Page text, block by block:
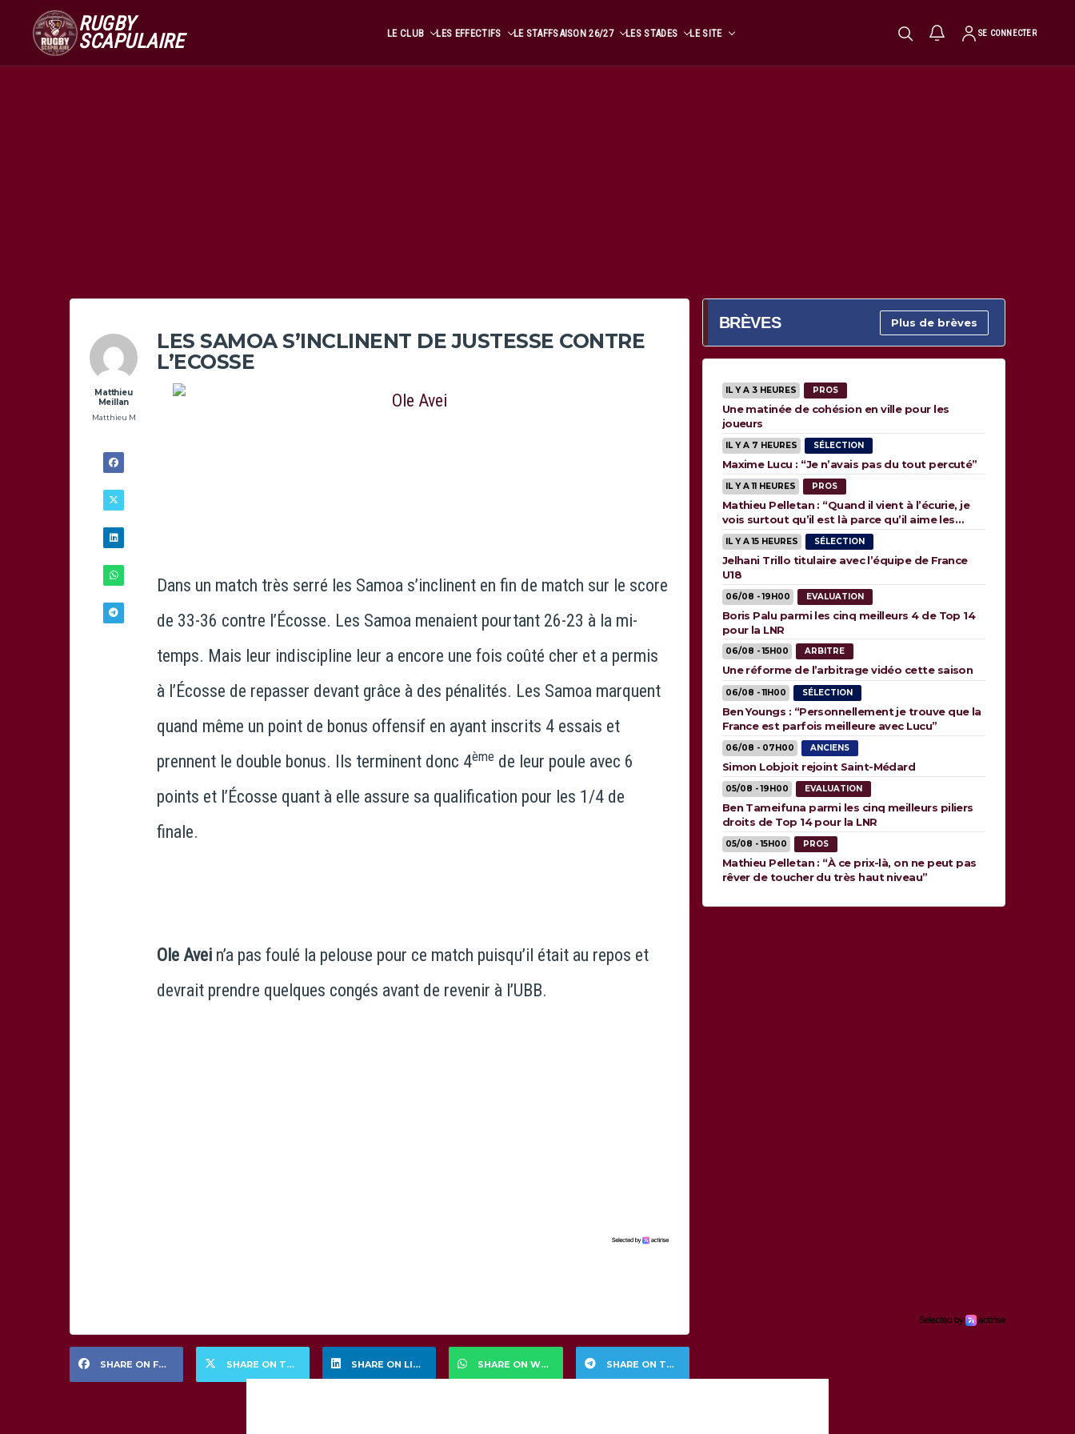
RUGBY
SCAPULAIRE LE CLUB LES EFFECTIFS LE STAFFSAISON 26/27 LES STADES LE SITE SE CONNECTER
Matthieu
Meillan
Matthieu M
LES SAMOA S’INCLINENT DE JUSTESSE CONTRE
L’ECOSSE
Dans un match très serré les Samoa s’inclinent en fin de match sur le score
de 33-36 contre l’Écosse. Les Samoa menaient pourtant 26-23 à la mi-
temps. Mais leur indiscipline leur a encore une fois coûté cher et a permis
à l’Écosse de repasser devant grâce à des pénalités. Les Samoa marquent
quand même un point de bonus offensif en ayant inscrits 4 essais et
prennent le double bonus. Ils terminent donc 4ème de leur poule avec 6
points et l’Écosse quant à elle assure sa qualification pour les 1/4 de
finale.
Ole Avei n’a pas foulé la pelouse pour ce match puisqu’il était au repos et
devrait prendre quelques congés avant de revenir à l’UBB.
SHARE ON FACEBOOK SHARE ON TWITTER SHARE ON LINKEDIN SHARE ON WHATSAPP SHARE ON TELEGRAM
BRÈVES Plus de brèves
IL Y A 3 HEURES PROS
Une matinée de cohésion en ville pour les
joueurs
IL Y A 7 HEURES SÉLECTION
Maxime Lucu : “Je n’avais pas du tout percuté”
IL Y A 11 HEURES PROS
Mathieu Pelletan : “Quand il vient à l’écurie, je
vois surtout qu’il est là parce qu’il aime les
animaux”
IL Y A 15 HEURES SÉLECTION
Jelhani Trillo titulaire avec l’équipe de France
U18
06/08 - 19H00 EVALUATION
Boris Palu parmi les cinq meilleurs 4 de Top 14
pour la LNR
06/08 - 15H00 ARBITRE
Une réforme de l’arbitrage vidéo cette saison
06/08 - 11H00 SÉLECTION
Ben Youngs : “Personnellement je trouve que la
France est parfois meilleure avec Lucu”
06/08 - 07H00 ANCIENS
Simon Lobjoit rejoint Saint-Médard
05/08 - 19H00 EVALUATION
Ben Tameifuna parmi les cinq meilleurs piliers
droits de Top 14 pour la LNR
05/08 - 15H00 PROS
Mathieu Pelletan : “À ce prix-là, on ne peut pas
rêver de toucher du très haut niveau”